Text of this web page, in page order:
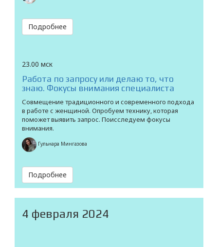
Подробнее
23.00 мск
Работа по запросу или делаю то, что
знаю. Фокусы внимания специалиста
Совмещение традиционного и современного подхода
в работе с женщиной. Опробуем технику, которая
поможет выявить запрос. Поисследуем фокусы
внимания.
Гульнара Мингазова
Подробнее
4 февраля 2024